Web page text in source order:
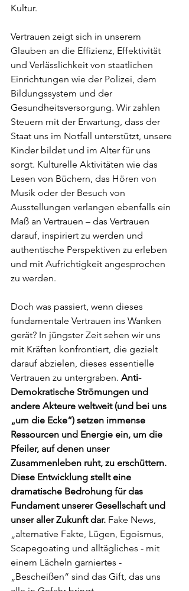
Kultur.
Vertrauen zeigt sich in unserem
Glauben an die Effizienz, Effektivität
und Verlässlichkeit von staatlichen
Einrichtungen wie der Polizei, dem
Bildungssystem und der
Gesundheitsversorgung. Wir zahlen
Steuern mit der Erwartung, dass der
Staat uns im Notfall unterstützt, unsere
Kinder bildet und im Alter für uns
sorgt. Kulturelle Aktivitäten wie das
Lesen von Büchern, das Hören von
Musik oder der Besuch von
Ausstellungen verlangen ebenfalls ein
Maß an Vertrauen – das Vertrauen
darauf, inspiriert zu werden und
authentische Perspektiven zu erleben
und mit Aufrichtigkeit angesprochen
zu werden.
Doch was passiert, wenn dieses
fundamentale Vertrauen ins Wanken
gerät? In jüngster Zeit sehen wir uns
mit Kräften konfrontiert, die gezielt
darauf abzielen, dieses essentielle
Vertrauen zu untergraben. Anti-
Demokratische Strömungen und
andere Akteure weltweit (und bei uns
„um die Ecke“) setzen immense
Ressourcen und Energie ein, um die
Pfeiler, auf denen unser
Zusammenleben ruht, zu erschüttern.
Diese Entwicklung stellt eine
dramatische Bedrohung für das
Fundament unserer Gesellschaft und
unser aller Zukunft dar. Fake News,
„alternative Fakte, Lügen, Egoismus,
Scapegoating und alltägliches - mit
einem Lächeln garniertes -
„Bescheißen“ sind das Gift, das uns